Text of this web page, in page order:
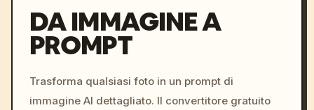
colors, 8k --v 6.0
DA IMMAGINE A
PROMPT
Trasforma qualsiasi foto in un prompt di
immagine AI dettagliato. Il convertitore gratuito